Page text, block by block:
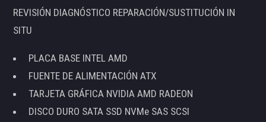
REVISIÓN DIAGNÓSTICO REPARACIÓN/SUSTITUCIÓN IN
SITU
PLACA BASE INTEL AMD
FUENTE DE ALIMENTACIÓN ATX
TARJETA GRÁFICA NVIDIA AMD RADEON
DISCO DURO SATA SSD NVMe SAS SCSI